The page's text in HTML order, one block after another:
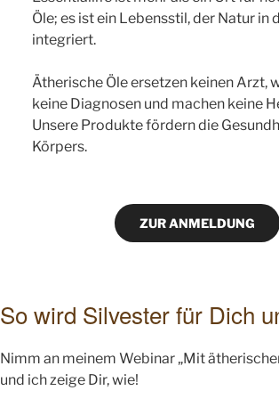
Öle; es ist ein Lebensstil, der Natur in
integriert.
Ätherische Öle ersetzen keinen Arzt,
keine Diagnosen und machen keine
Unsere Produkte fördern die
Körpers.
ZUR ANMELDUNG
So wird Silvester für Dich
Nimm an meinem Webinar „Mit
und ich zeige Dir, wie!